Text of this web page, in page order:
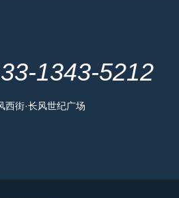
1343-5212
西街·长风世纪广场